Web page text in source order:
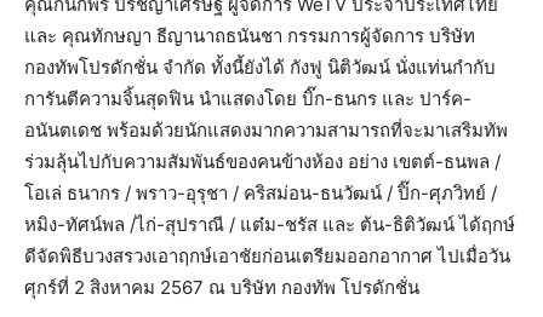
และ คุณทักษญา ธีญานาถธนันชา กรรมการผู้จัดการ บริษัท
กองทัพโปรดักชั่น จำกัด ทั้งนี้ยังได้ กังฟู นิติวัฒน์ นั่งแท่นกำกับ
การันตีความจิ้นสุดฟิน นำแสดงโดย บิ๊ก-ธนกร และ ปาร์ค-
อนันตเดช พร้อมด้วยนักแสดงมากความสามารถที่จะมาเสริมทัพ
ร่วมลุ้นไปกับความสัมพันธ์ของคนข้างห้อง อย่าง เขตต์-ธนพล /
โอเล่ ธนากร / พราว-อุรุชา / คริสม่อน-ธนวัฒน์ / ปิ๊ก-ศุภวิทย์ /
หมิง-ทัศน์พล /ไก่-สุปราณี / แต๋ม-ชรัส และ ต้น-ธิติวัฒน์ ได้ฤกษ์
ดีจัดพิธีบวงสรวงเอาฤกษ์เอาชัยก่อนเตรียมออกอากาศ ไปเมื่อวัน
ศุกร์ที่ 2 สิงหาคม 2567 ณ บริษัท กองทัพ โปรดักชั่น